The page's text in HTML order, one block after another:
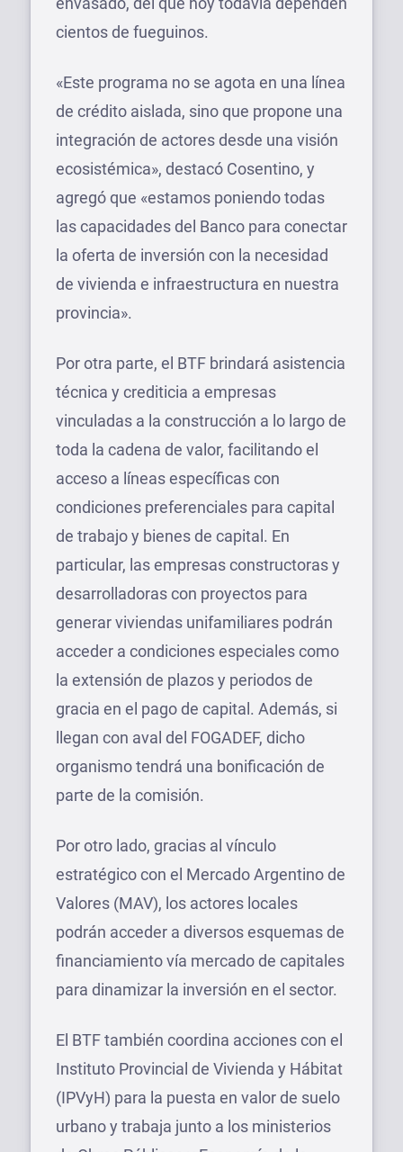
cientos de fueguinos.
«Este programa no se agota en una línea
de crédito aislada, sino que propone una
integración de actores desde una visión
ecosistémica», destacó Cosentino, y
agregó que «estamos poniendo todas
las capacidades del Banco para conectar
la oferta de inversión con la necesidad
de vivienda e infraestructura en nuestra
provincia».
Por otra parte, el BTF brindará asistencia
técnica y crediticia a empresas
vinculadas a la construcción a lo largo de
toda la cadena de valor, facilitando el
acceso a líneas específicas con
condiciones preferenciales para capital
de trabajo y bienes de capital. En
particular, las empresas constructoras y
desarrolladoras con proyectos para
generar viviendas unifamiliares podrán
acceder a condiciones especiales como
la extensión de plazos y periodos de
gracia en el pago de capital. Además, si
llegan con aval del FOGADEF, dicho
organismo tendrá una bonificación de
parte de la comisión.
Por otro lado, gracias al vínculo
estratégico con el Mercado Argentino de
Valores (MAV), los actores locales
podrán acceder a diversos esquemas de
financiamiento vía mercado de capitales
para dinamizar la inversión en el sector.
El BTF también coordina acciones con el
Instituto Provincial de Vivienda y Hábitat
(IPVyH) para la puesta en valor de suelo
urbano y trabaja junto a los ministerios